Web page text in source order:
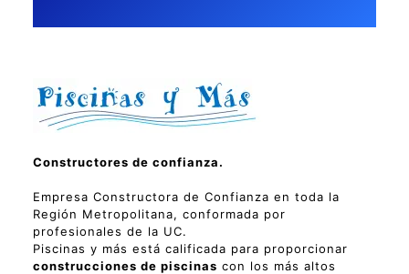
Constructores de confianza.
Empresa Constructora de Confianza en toda la
Región Metropolitana, conformada por
profesionales de la UC.
Piscinas y más está calificada para proporcionar
construcciones de piscinas con los más altos